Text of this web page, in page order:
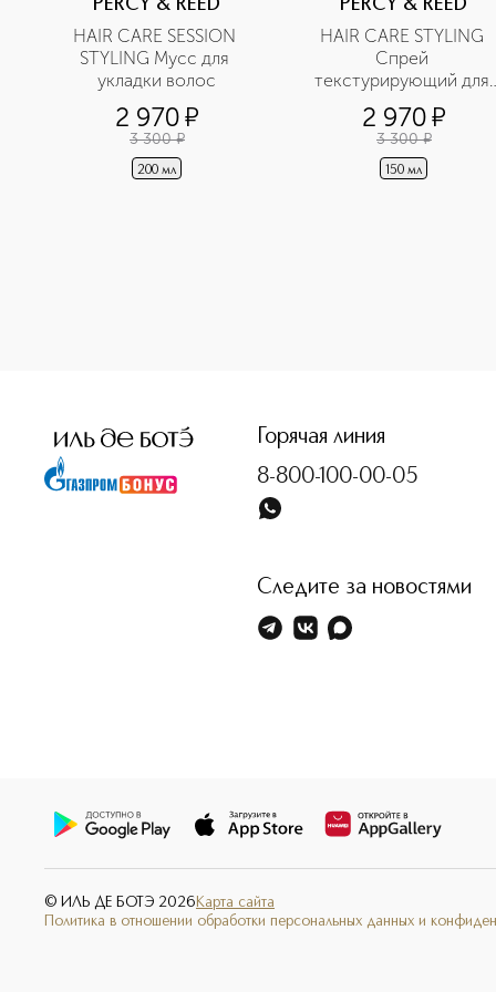
PERCY & REED
HAIR CARE SESSION
STYLING Мусс для
укладки волос
2 970¤
3 300 ¤
200 мл
PERCY & REED
HAIR CARE STYLING
Спрей
текстурирующий для
2 970¤
3 300 ¤
150 мл
Горячая линия
8-800-100-00-05
Следите за новостями
© ИЛЬ ДЕ БОТЭ 2026 Карта сайта
Политика в отношении обработки персональных данных и